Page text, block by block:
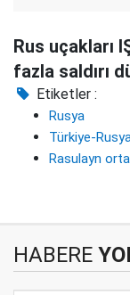
Rus uçakları
fazla saldırı
Etiketler :
Rusya
Türkiye-
Rasulayn
HABERE